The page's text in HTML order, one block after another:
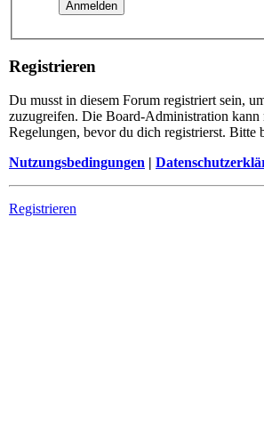
Registrieren
Du musst in diesem Forum registriert sein,
zuzugreifen. Die Board-Administration kann
Regelungen, bevor du dich registrierst. Bitte
Nutzungsbedingungen |
Registrieren